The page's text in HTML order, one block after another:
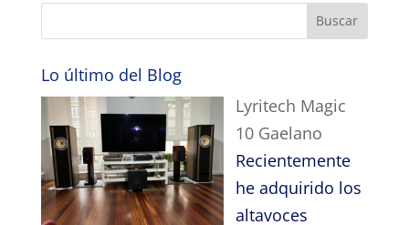
Lo último del Blog
Lyritech Magic
10 Gaelano
Recientemente
he adquirido los
altavoces